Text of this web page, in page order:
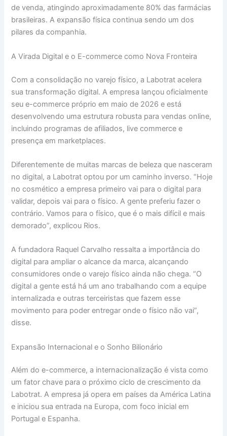
de venda, atingindo aproximadamente 80% das farmácias
brasileiras. A expansão física continua sendo um dos
pilares da companhia.
A Virada Digital e o E-commerce como Nova Fronteira
Com a consolidação no varejo físico, a Labotrat acelera
sua transformação digital. A empresa lançou oficialmente
seu e-commerce próprio em maio de 2026 e está
desenvolvendo uma estrutura robusta para vendas online,
incluindo programas de afiliados, live commerce e
presença em marketplaces.
Diferentemente de muitas marcas de beleza que nasceram
no digital, a Labotrat optou por um caminho inverso. “Hoje
no cosmético a empresa primeiro vai para o digital para
validar, depois vai para o físico. A gente preferiu fazer o
contrário. Vamos para o físico, que é o mais difícil e mais
demorado”, explicou Rios.
A fundadora Raquel Carvalho ressalta a importância do
digital para ampliar o alcance da marca, alcançando
consumidores onde o varejo físico ainda não chega. “O
digital a gente está há um ano trabalhando com a equipe
internalizada e outras terceiristas que fazem esse
movimento para poder entregar onde o físico não vai”,
disse.
Expansão Internacional e o Sonho Bilionário
Além do e-commerce, a internacionalização é vista como
um fator chave para o próximo ciclo de crescimento da
Labotrat. A empresa já opera em países da América Latina
e iniciou sua entrada na Europa, com foco inicial em
Portugal e Espanha.